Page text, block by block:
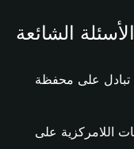
الأسئلة الشائعة